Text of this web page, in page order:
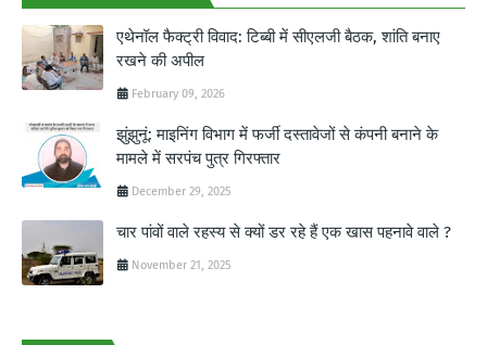
एथेनॉल फैक्ट्री विवाद: टिब्बी में सीएलजी बैठक, शांति बनाए
रखने की अपील
February 09, 2026
झुंझुनूं: माइनिंग विभाग में फर्जी दस्तावेजों से कंपनी बनाने के
मामले में सरपंच पुत्र गिरफ्तार
December 29, 2025
चार पांवों वाले रहस्य से क्यों डर रहे हैं एक खास पहनावे वाले ?
November 21, 2025